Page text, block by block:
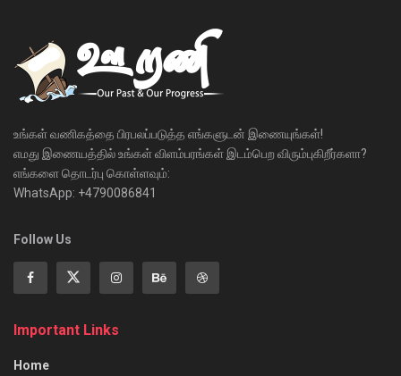
உங்கள் வணிகத்தை பிரபலப்படுத்த எங்களுடன் இணையுங்கள்!
எமது இணையத்தில் உங்கள் விளம்பரங்கள் இடம்பெற விரும்புகிறீர்களா?
எங்களை தொடர்பு கொள்ளவும்:
WhatsApp: +4790086841
Follow Us
Important Links
Home